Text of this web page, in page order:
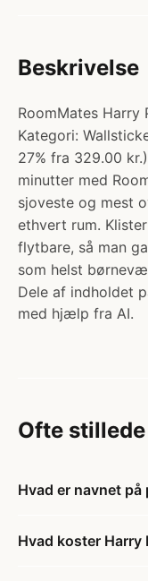
Beskrivelse
RoomMates Harry
Kategori:
27% fra 329.00
minutter med
sjoveste og mest
ethvert rum.
flytbare, så man
som helst
Dele af indholdet
med hjælp fra AI.
Ofte
Hvad er navnet
Hvad koster Harry